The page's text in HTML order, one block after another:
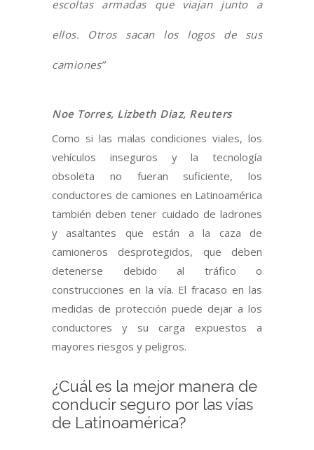
escoltas armadas que viajan junto a
ellos. Otros sacan los logos de sus
camiones”
Noe Torres, Lizbeth Diaz, Reuters
Como si las malas condiciones viales, los
vehículos inseguros y la tecnología
obsoleta no fueran suficiente, los
conductores de camiones en Latinoamérica
también deben tener cuidado de ladrones
y asaltantes que están a la caza de
camioneros desprotegidos, que deben
detenerse debido al tráfico o
construcciones en la vía. El fracaso en las
medidas de protección puede dejar a los
conductores y su carga expuestos a
mayores riesgos y peligros.
¿Cuál es la mejor manera de
conducir seguro por las vías
de Latinoamérica?